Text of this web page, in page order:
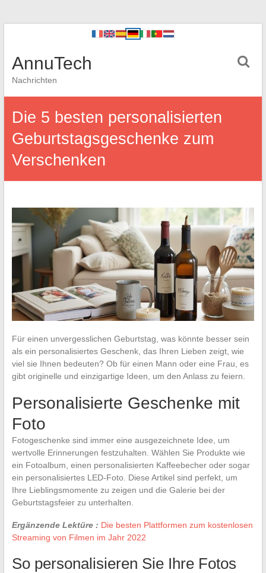
AnnuTech
Nachrichten
Die 5 besten personalisierten
Geburtstagsgeschenke zum
Verschenken
Für einen unvergesslichen Geburtstag, was könnte besser sein
als ein personalisiertes Geschenk, das Ihren Lieben zeigt, wie
viel sie Ihnen bedeuten? Ob für einen Mann oder eine Frau, es
gibt originelle und einzigartige Ideen, um den Anlass zu feiern.
Personalisierte Geschenke mit
Foto
Fotogeschenke sind immer eine ausgezeichnete Idee, um
wertvolle Erinnerungen festzuhalten. Wählen Sie Produkte wie
ein Fotoalbum, einen personalisierten Kaffeebecher oder sogar
ein personalisiertes LED-Foto. Diese Artikel sind perfekt, um
Ihre Lieblingsmomente zu zeigen und die Galerie bei der
Geburtstagsfeier zu unterhalten.
Ergänzende Lektüre : Die besten Plattformen zum kostenlosen
Streaming von Filmen im Jahr 2022
So personalisieren Sie Ihre Fotos